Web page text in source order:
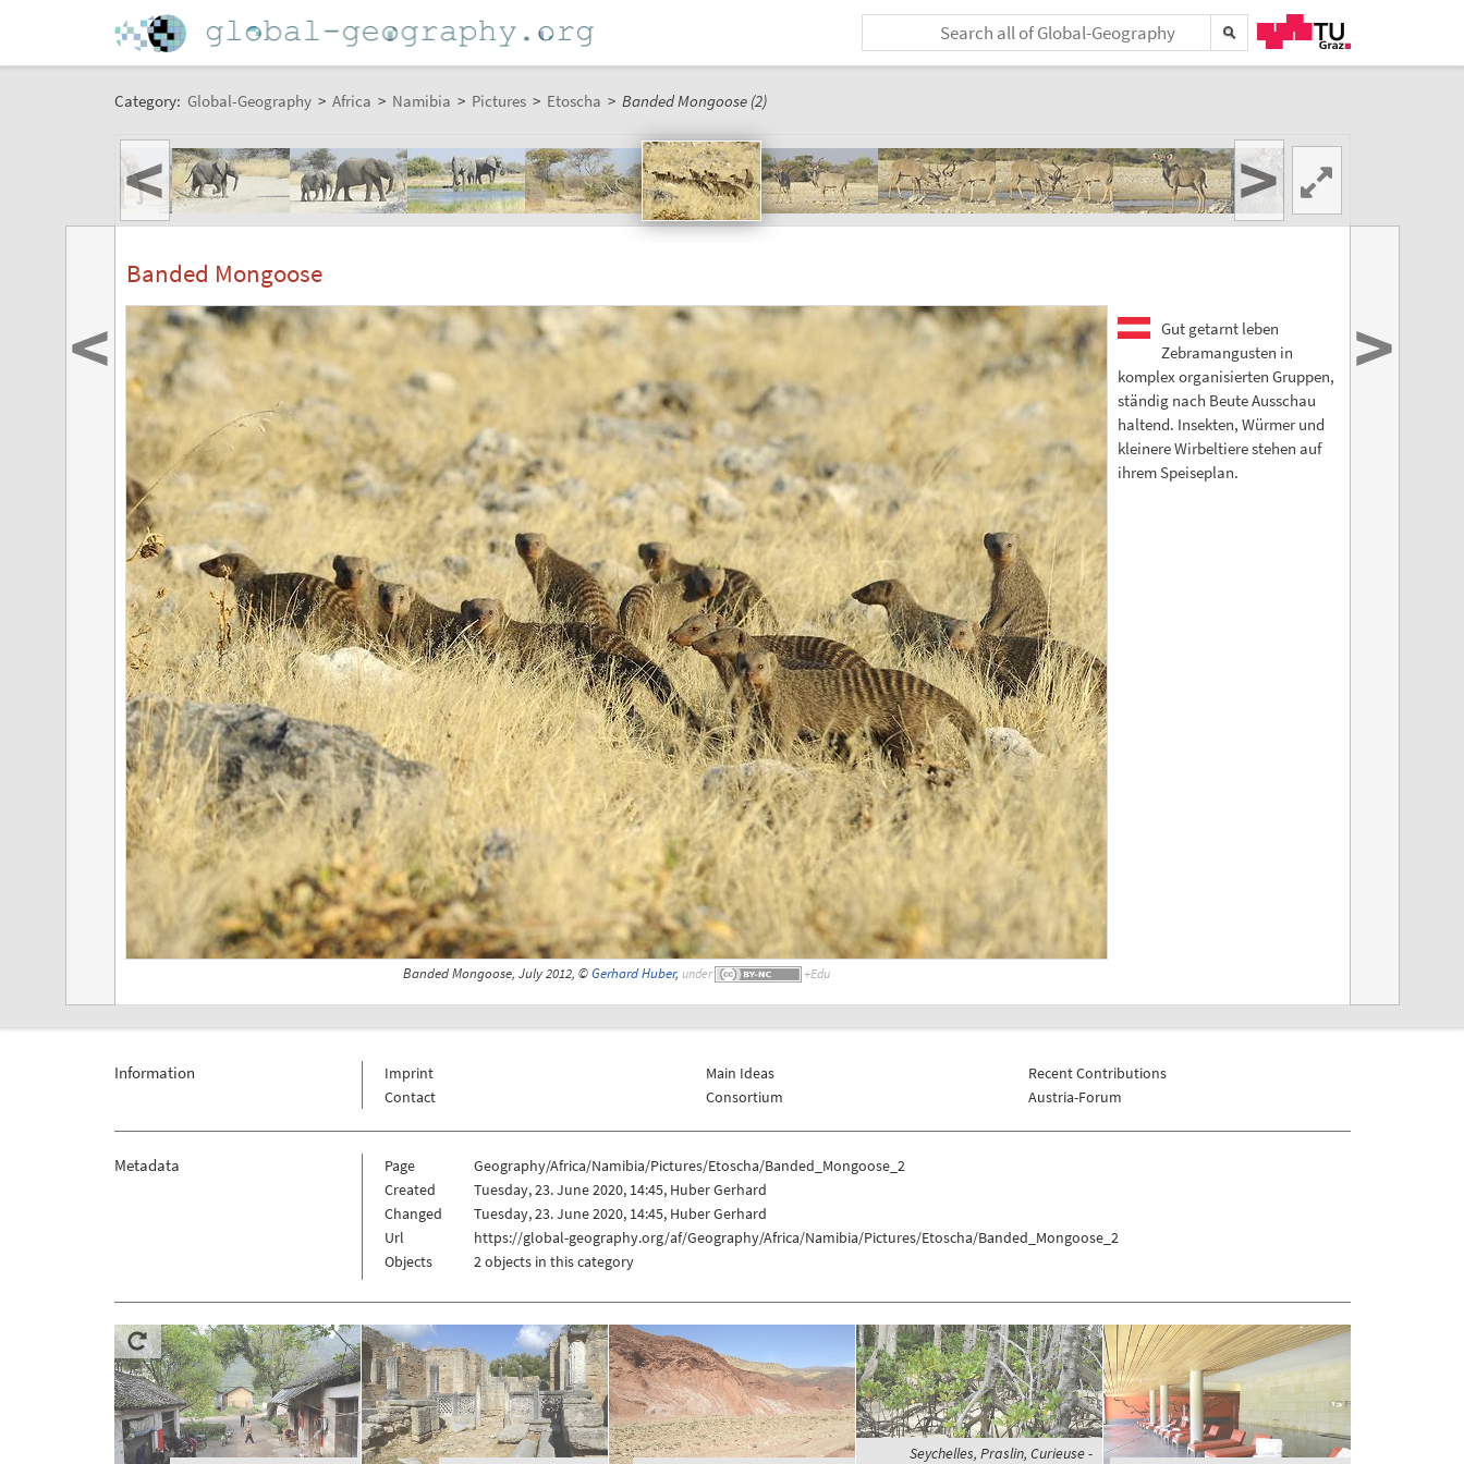
Category: Global-Geography > Africa > Namibia > Pictures > Etoscha > Banded Mongoose (2)
< >
Banded Mongoose
Banded Mongoose, July 2012, ©Gerhard Huber, under
Gut getarnt leben
Zebramangusten in
komplex organisierten Gruppen,
ständig nach Beute Ausschau
haltend. Insekten, Würmer und
kleinere Wirbeltiere stehen auf
ihrem Speiseplan.
< >
Information
Imprint
Contact
Main Ideas
Consortium
Recent Contributions
Austria-Forum
Metadata Page
Geography/Africa/Namibia/Pictures/Etoscha/Banded_Mongoose_2
Created
Tuesday, 23. June 2020, 14:45, Huber Gerhard
Changed
Tuesday, 23. June 2020, 14:45, Huber Gerhard
Url
https://global-geography.org/af/Geography/Africa/Namibia/Pictures/Etoscha/Banded_Mongoose_2
Objects
2 objects in this category
Seychelles, Praslin, Curieuse -